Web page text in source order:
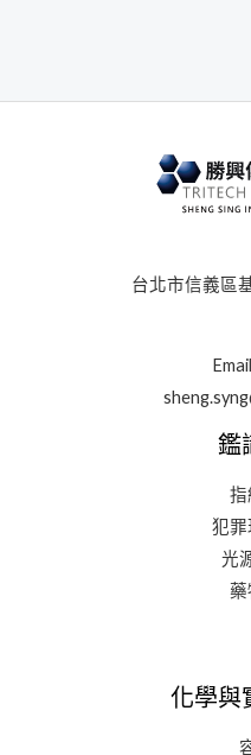
台北市信義區
鑑
指
犯罪
光
藥
化學與